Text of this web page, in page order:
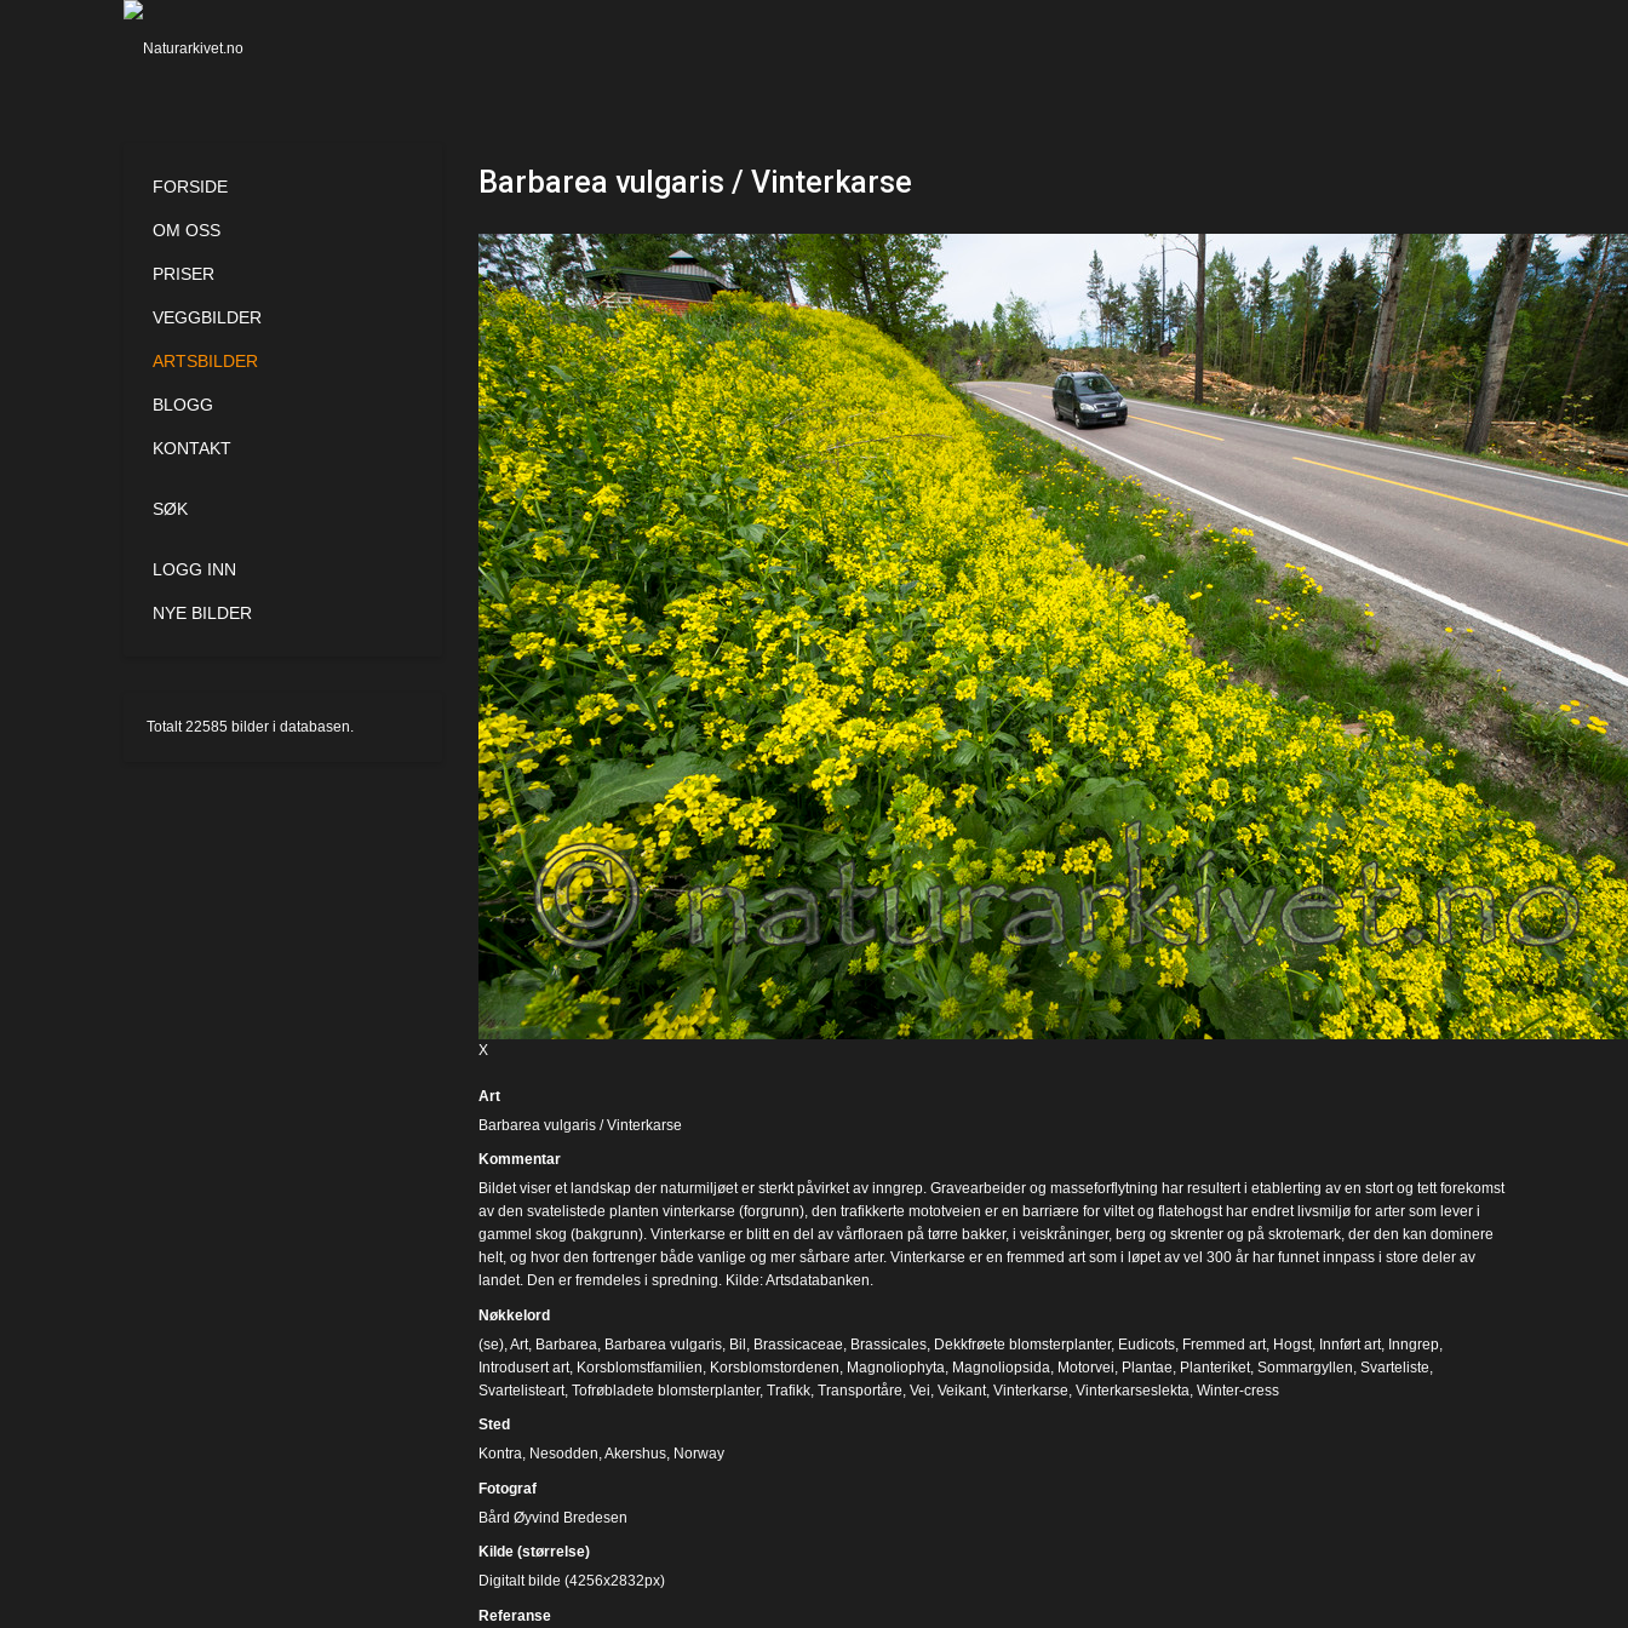
Barbarea vulgaris / Vinterkarse
X
Art
Barbarea vulgaris / Vinterkarse
Kommentar
Bildet viser et landskap der naturmiljøet er sterkt påvirket av inngrep. Gravearbeider og masseforflytning har resultert i etablerting av en stort og tett forekomst
av den svatelistede planten vinterkarse (forgrunn), den trafikkerte mototveien er en barriære for viltet og flatehogst har endret livsmiljø for arter som lever i
gammel skog (bakgrunn). Vinterkarse er blitt en del av vårfloraen på tørre bakker, i veiskråninger, berg og skrenter og på skrotemark, der den kan dominere
helt, og hvor den fortrenger både vanlige og mer sårbare arter. Vinterkarse er en fremmed art som i løpet av vel 300 år har funnet innpass i store deler av
landet. Den er fremdeles i spredning. Kilde: Artsdatabanken.
Nøkkelord
(se), Art, Barbarea Barbarea vulgaris, Bil Brassicaceae Brassicales, Dekkfrøete blomsterplanter, Eudicots, Fremmed art, Hogst, Innført art, Inngrep,
Introdusert art, Korsblomstfamilien Korsblomstordenen Magnoliophyta Magnoliopsida Motorvei Plantae Planteriket, Sommargyllen Svarteliste
Svartelisteart, Tofrøbladete blomsterplanter, Trafikk, Transportåre Vei Veikant, Vinterkarse Vinterkarseslekta Winter-cress
Sted
Kontra, Nesodden, Akershus, Norway
Fotograf
Bård Øyvind Bredesen
Kilde (størrelse)
Digitalt bilde (4256x2832px)
Referanse
FORSIDE
OM OSS
PRISER
VEGGBILDER
ARTSBILDER
BLOGG
KONTAKT
SØK
LOGG INN
NYE BILDER
Totalt22585 bilder i databasen.